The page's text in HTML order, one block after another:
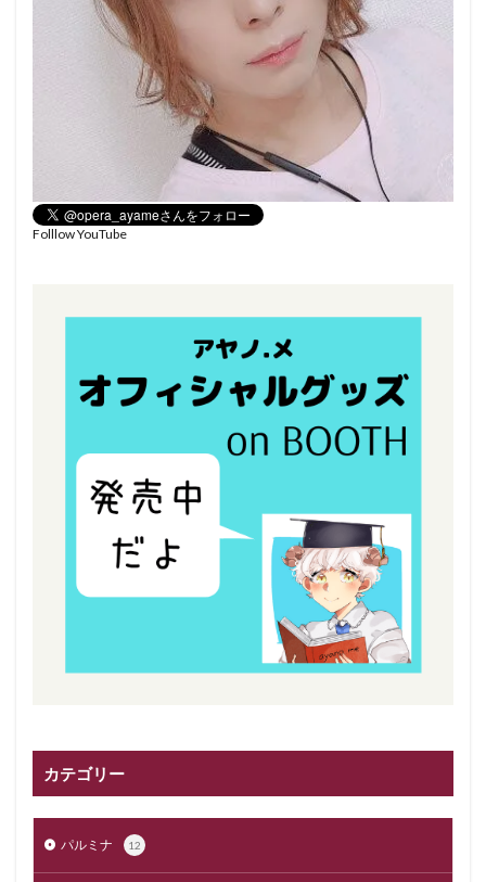
Folllow YouTube
カテゴリー
パルミナ 12